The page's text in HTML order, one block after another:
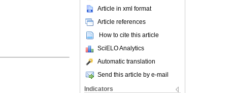
Article in xml format
Article references
How to cite this article
SciELO Analytics
Automatic translation
Send this article by e-mail
Indicators